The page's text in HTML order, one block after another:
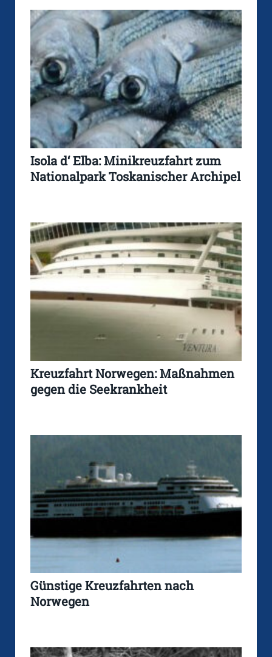
Isola d‘ Elba: Minikreuzfahrt zum
Nationalpark Toskanischer Archipel
Kreuzfahrt Norwegen: Maßnahmen
gegen die Seekrankheit
Günstige Kreuzfahrten nach
Norwegen